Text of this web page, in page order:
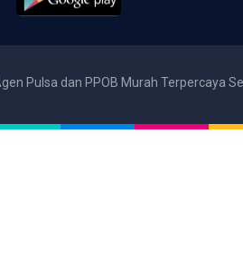
Pulsa dan PPOB Murah Terpercaya